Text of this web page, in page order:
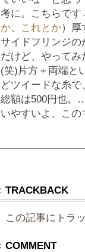
考に。こちらです
か、 これとか）
サイドフリンジ
だけど、やって
(笑)片方＋両端と
どツイードな糸
総額は500円也。
いやすいよ、この
TRACKBACK
この記事にトラ
COMMENT